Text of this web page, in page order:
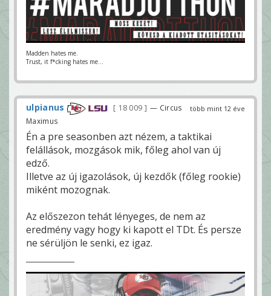
Madden hates me.
Trust, it f*cking hates me...
több mint 12 éve
ulpianus 18 009
— Circus
Maximus
Én a pre seasonben azt nézem, a taktikai
felállások, mozgások mik, főleg ahol van új
edző.
Illetve az új igazolások, új kezdők (főleg rookie)
miként mozognak.
Az előszezon tehát lényeges, de nem az
eredmény vagy hogy ki kapott el TDt. És persze
ne sérüljön le senki, ez igaz.